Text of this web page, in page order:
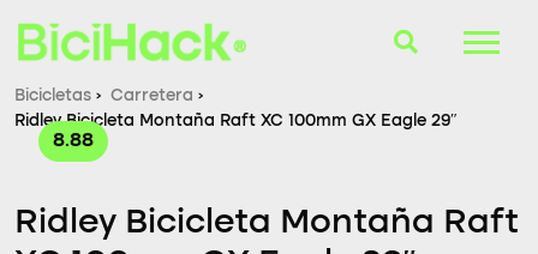
B-Finder
Bicicletas
Bicicletas › Carretera ›
Ridley Bicicleta Montaña Raft XC 100mm GX Eagle 29″
8.88
Ridley Bicicleta Montaña Raft